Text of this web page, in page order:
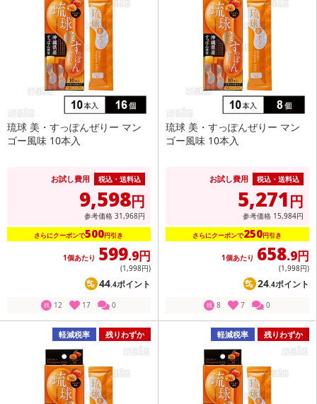
琉球 美・すっぽんぜりー マン
ゴー風味 10本入
お試し費用 税込・送料込
9,598円
参考価格 31,968円
さらにクーポンで500円引き
1個あたり 599.9円
(1,998円)
44.4ポイント
残 12 17 0
琉球 美・すっぽんぜりー マン
ゴー風味 10本入
お試し費用 税込・送料込
5,271円
参考価格 15,984円
さらにクーポンで250円引き
1個あたり 658.9円
(1,998円)
24.4ポイント
残 8 7 0
軽減税率 残りわずか 軽減税率 残りわずか